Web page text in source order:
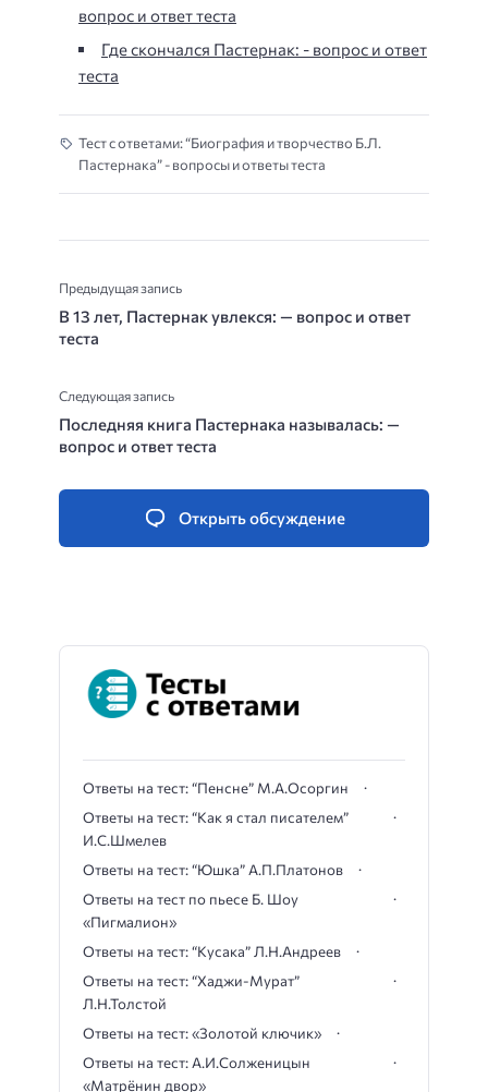
вопрос и ответ теста
Где скончался Пастернак: - вопрос и ответ
теста
Тест с ответами: “Биография и творчество Б.Л.
Пастернака” - вопросы и ответы теста
Предыдущая запись
В 13 лет, Пастернак увлекся: — вопрос и ответ
теста
Следующая запись
Последняя книга Пастернака называлась: —
вопрос и ответ теста
Открыть обсуждение
Ответы на тест: “Пенсне” М.А.Осоргин
Ответы на тест: “Как я стал писателем”
И.С.Шмелев
Ответы на тест: “Юшка” А.П.Платонов
Ответы на тест по пьесе Б. Шоу
«Пигмалион»
Ответы на тест: “Кусака” Л.Н.Андреев
Ответы на тест: “Хаджи-Мурат”
Л.Н.Толстой
Ответы на тест: «Золотой ключик»
Ответы на тест: А.И.Солженицын
«Матрёнин двор»